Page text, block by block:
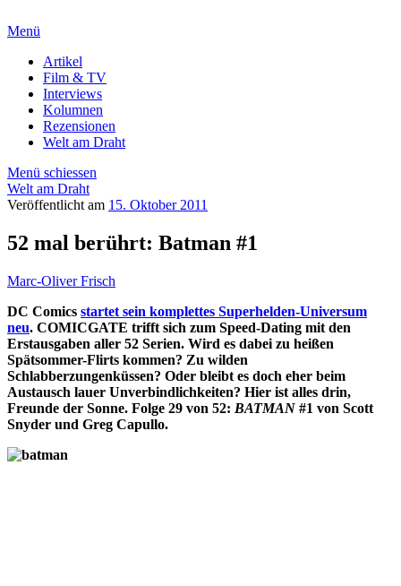
Menü
Artikel
Film & TV
Interviews
Kolumnen
Rezensionen
Welt am Draht
Menü schiessen
Welt am Draht
Veröffentlicht am 15. Oktober 2011
52 mal berührt: Batman #1
Marc-Oliver Frisch
DC Comics startet sein komplettes Superhelden-Universum
neu. COMICGATE trifft sich zum Speed-Dating mit den
Erstausgaben aller 52 Serien. Wird es dabei zu heißen
Spätsommer-Flirts kommen? Zu wilden
Schlabberzungenküssen? Oder bleibt es doch eher beim
Austausch lauer Unverbindlichkeiten? Hier ist alles drin,
Freunde der Sonne. Folge 29 von 52: BATMAN #1 von Scott
Snyder und Greg Capullo.